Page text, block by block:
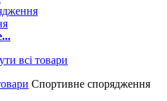
Спортивне спорядження